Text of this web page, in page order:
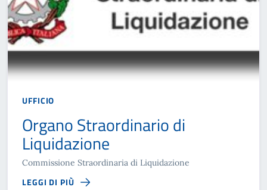
UFFICIO
Organo Straordinario di
Liquidazione
Commissione Straordinaria di Liquidazione
LEGGI DI PIÙ